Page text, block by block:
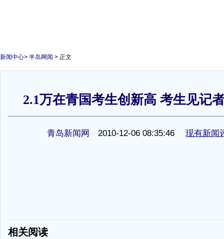
新闻中心> 半岛网闻 > 正文
2.1万在青国考生创新高 考生见记
青岛新闻网 2010-12-06 08:35:46 现有新闻
相关阅读